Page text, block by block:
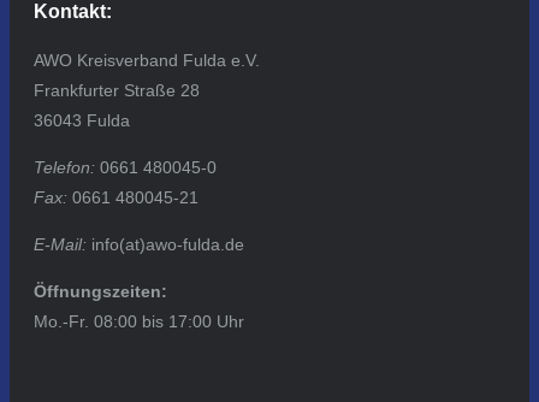
Kontakt:
AWO Kreisverband Fulda e.V.
Frankfurter Straße 28
36043 Fulda
Telefon: 0661 480045-0
Fax: 0661 480045-21
E-Mail: info(at)awo-fulda.de
Öffnungszeiten:
Mo.-Fr. 08:00 bis 17:00 Uhr